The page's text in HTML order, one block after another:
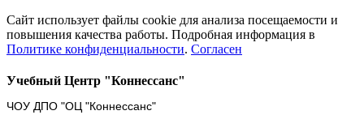
Сайт использует файлы cookie для анализа посещаемости и
повышения качества работы. Подробная информация в
Политике конфиденциальности. Согласен
Учебный Центр "Коннессанс"
ЧОУ ДПО "ОЦ "Коннессанс"